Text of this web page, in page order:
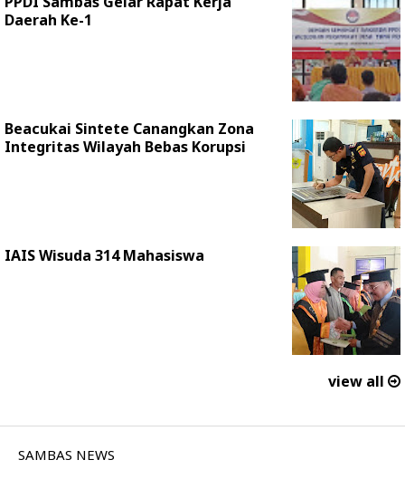
Daerah Ke-1
Beacukai Sintete Canangkan Zona
Integritas Wilayah Bebas Korupsi
IAIS Wisuda 314 Mahasiswa
view all
SAMBAS NEWS